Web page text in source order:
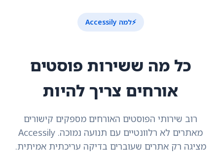
⚡למה Accessily
כל מה ששירות פוסטים
אורחים צריך להיות
רוב שירותי הפוסטים האורחים מספקים קישורים
מאתרים לא רלוונטיים עם תנועה נמוכה. Accessily
מציגה רק אתרים שעוברים בדיקה עריכתית אמיתית.